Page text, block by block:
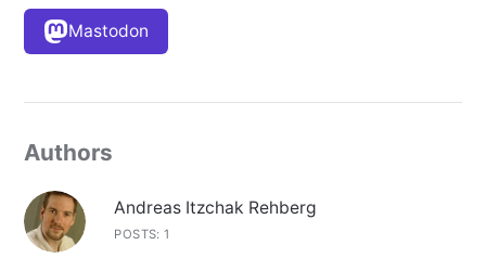
Mastodon
Authors
Andreas Itzchak Rehberg
POSTS: 1